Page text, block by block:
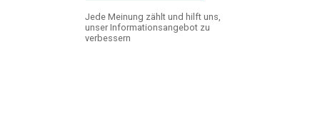
Jede Meinung zählt und hilft uns,
unser Informationsangebot zu
verbessern